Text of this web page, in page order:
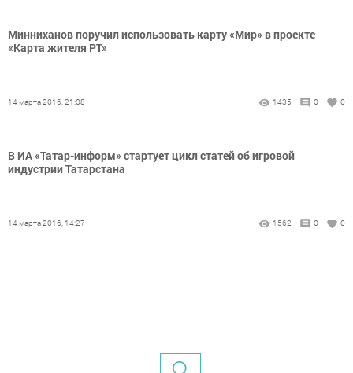
Минниханов поручил использовать карту «Мир» в проекте
«Карта жителя РТ»
14 марта 2016, 21:08 1435 0 0
В ИА «Татар-информ» стартует цикл статей об игровой
индустрии Татарстана
14 марта 2016, 14:27 1562 0 0